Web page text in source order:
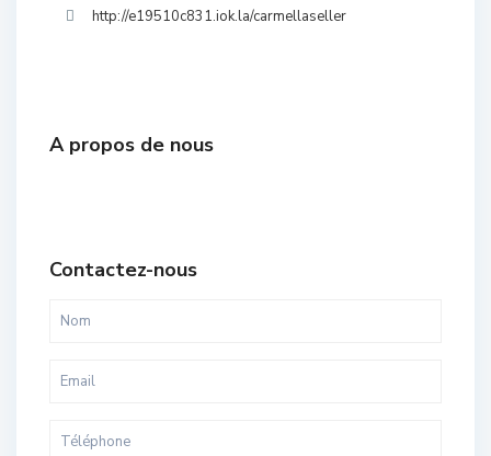
http://e19510c831.iok.la/carmellaseller
A propos de nous
Contactez-nous